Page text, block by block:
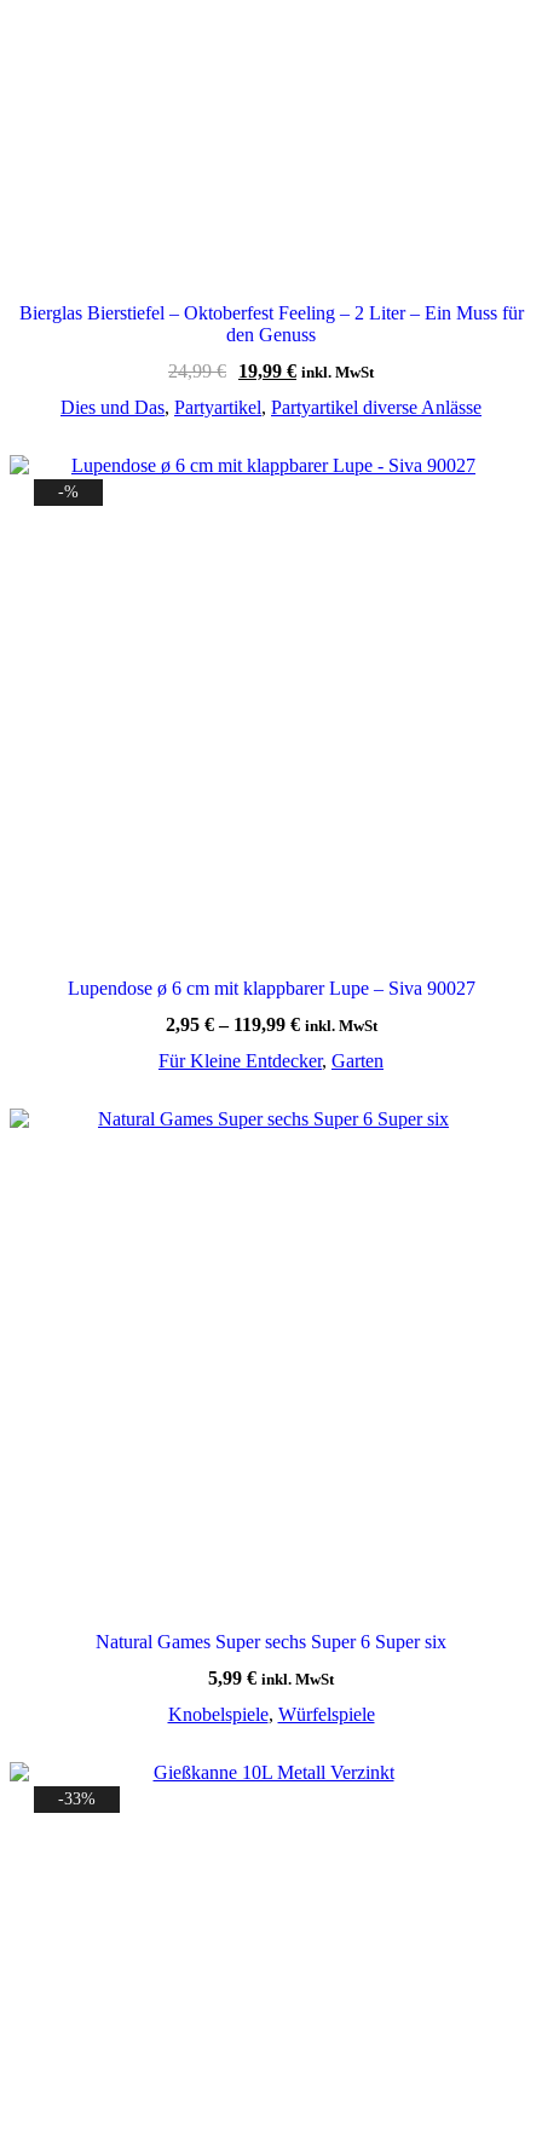
Bierglas Bierstiefel – Oktoberfest Feeling – 2 Liter – Ein Muss für
den Genuss
24,99€
Ursprünglicher
war:
19,99 €Aktueller
ist:
inkl. MwSt
Dies und Das, Partyartikel, Partyartikel diverse Anlässe
-%
Lupendose ø 6 cm mit klappbarer Lupe – Siva 90027
2,95 €– 119,99 € inkl. MwSt
Für Kleine Entdecker, Garten
Natural Games Super sechs Super 6 Super six
5,99 € inkl. MwSt
Knobelspiele, Würfelspiele
-33%